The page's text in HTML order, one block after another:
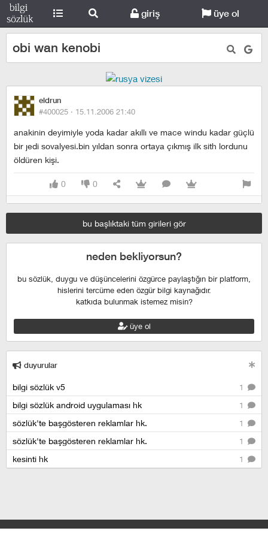
giriş üye ol
obi wan kenobi
eldrun
#400025 · 15.11.2006 21:40
anakinin deyimiyle yoda kadar akıllı ve mace windu kadar güçlü
bir jedi sovalyesi.bin yıldan sonra ortaya çıkmış ilk sith lordunu
öldüren kişi.
0 0
bu başlıktaki tüm girileri gör
neden bekliyorsun?
bu sözlük, duygu ve düşüncelerini özgürce paylaştığın bir platform,
hislerini tercüme eden özgür bilgi kaynağıdır.
katkıda bulunmak istemez misin?
üye ol
duyurular
1
bilgi sözlük v5
1
bilgi sözlük android uygulaması hk
1
sözlük'te başgösteren reklamlar hk.
1
sözlük'te başgösteren reklamlar hk.
1
kesinti hk